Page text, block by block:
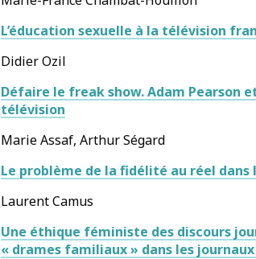
L’éducation sexuelle à la télévision
Didier Ozil
Défaire le freak show. Adam Pearson
télévision
Marie Assaf, Arthur Ségard
Le problème de la fidélité au réel
Laurent Camus
Une éthique féministe des discours
« drames familiaux » dans les